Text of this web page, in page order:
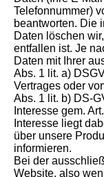
Telefonnummer)
beantworten. Die
Daten löschen
entfallen ist. Je
Daten mit Ihrer
Abs. 1 lit. a)
Vertrages oder
Abs. 1 lit. b) DS-
Interesse gem.
Interesse liegt
über unsere
informieren.
Bei der
Website, also